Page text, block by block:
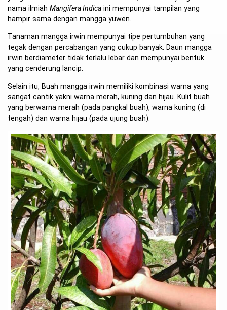
nama ilmiah Mangifera Indica ini mempunyai tampilan yang
hampir sama dengan mangga yuwen.
Tanaman mangga irwin mempunyai tipe pertumbuhan yang
tegak dengan percabangan yang cukup banyak. Daun mangga
irwin berdiameter tidak terlalu lebar dan mempunyai bentuk
yang cenderung lancip.
Selain itu, Buah mangga irwin memiliki kombinasi warna yang
sangat cantik yakni warna merah, kuning dan hijau. Kulit buah
yang berwarna merah (pada pangkal buah), warna kuning (di
tengah) dan warna hijau (pada ujung buah).